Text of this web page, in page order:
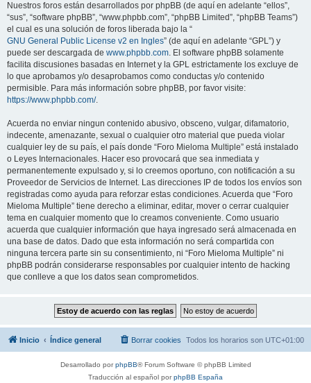
Nuestros foros están desarrollados por phpBB (de aquí en adelante “ellos”,
“sus”, “software phpBB”, “www.phpbb.com”, “phpBB Limited”, “phpBB Teams”)
el cual es una solución de foros liberada bajo la “
GNU General Public License v2 en Ingles” (de aquí en adelante “GPL”) y
puede ser descargada de www.phpbb.com. El software phpBB solamente
facilita discusiones basadas en Internet y la GPL estrictamente los excluye de
lo que aprobamos y/o desaprobamos como conductas y/o contenido
permisible. Para más información sobre phpBB, por favor visite:
https://www.phpbb.com/.
Acuerda no enviar ningun contenido abusivo, obsceno, vulgar, difamatorio,
indecente, amenazante, sexual o cualquier otro material que pueda violar
cualquier ley de su país, el país donde “Foro Mieloma Multiple” está instalado
o Leyes Internacionales. Hacer eso provocará que sea inmediata y
permanentemente expulsado y, si lo creemos oportuno, con notificación a su
Proveedor de Servicios de Internet. Las direcciones IP de todos los envíos son
registradas como ayuda para reforzar estas condiciones. Acuerda que “Foro
Mieloma Multiple” tiene derecho a eliminar, editar, mover o cerrar cualquier
tema en cualquier momento que lo creamos conveniente. Como usuario
acuerda que cualquier información que haya ingresado será almacenada en
una base de datos. Dado que esta información no será compartida con
ninguna tercera parte sin su consentimiento, ni “Foro Mieloma Multiple” ni
phpBB podrán considerarse responsables por cualquier intento de hacking
que conlleve a que los datos sean comprometidos.
Inicio Índice general Todos los horarios son UTC+01:00
Borrar cookies
Desarrollado porphpBB® Forum Software © phpBB Limited
Traducción al español porphpBB España